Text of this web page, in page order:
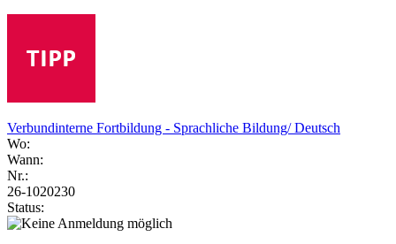
Verbundinterne Fortbildung - Sprachliche Bildung/ Deutsch
Wo:
Wann:
Nr.:
26-1020230
Status: